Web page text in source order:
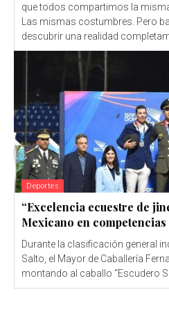
que todos compartimos la misma cultura. El
Las mismas costumbres. Pero basta recorrer el país… Para
descubrir una realidad
Deportes
“Excelencia ecuestre de
Mexicano en
Durante la clasificación general
Salto, el Mayor de Caballería
montando al caballo “Escudero